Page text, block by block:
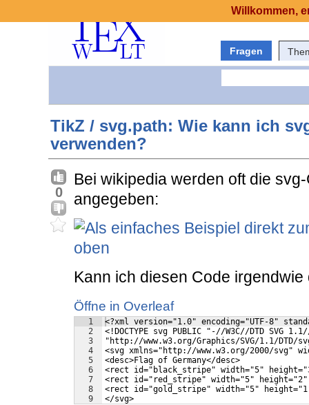
Fragen
TikZ / svg.path: Wie kann ich
verwenden?
0
Bei wikipedia werden oft die
angegeben:
Kann ich diesen Code
Öffne in Overleaf
1
2
3
4
5
6
7
8
9
<?xml version="1.0" encoding="UTF-8"
<!DOCTYPE svg PUBLIC "-//W3C//DTD SVG
"http://www.w3.org/Graphics/SVG/1.1/DTD/
<svg xmlns="http://www.w3.org/2000/svg"
<desc>Flag of Germany</desc>
<rect id="black_stripe" width="5"
<rect id="red_stripe" width="5"
<rect id="gold_stripe" width="5"
</svg>
Willkommen,